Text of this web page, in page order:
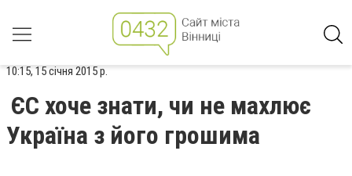
10:15, 15 січня 2015 р.
ЄС хоче знати, чи не махлює
Україна з його грошима